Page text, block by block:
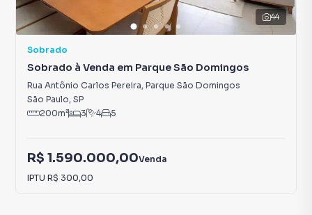
44
Sobrado
Sobrado à Venda em Parque São Domingos
Rua Antônio Carlos Pereira, Parque São Domingos
São Paulo, SP
200m² 3 4 5
R$ 1.590.000,00Venda
IPTU R$ 300,00